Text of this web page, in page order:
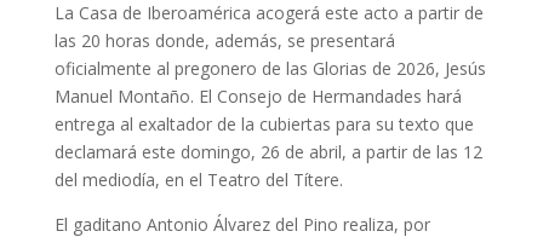
La Casa de Iberoamérica acogerá este acto a partir de
las 20 horas donde, además, se presentará
oficialmente al pregonero de las Glorias de 2026, Jesús
Manuel Montaño. El Consejo de Hermandades hará
entrega al exaltador de la cubiertas para su texto que
declamará este domingo, 26 de abril, a partir de las 12
del mediodía, en el Teatro del Títere.
El gaditano Antonio Álvarez del Pino realiza, por